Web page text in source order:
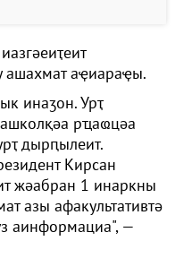
ашахмат аҿиараҿы.
инаӡон. Урҭ
рҵаҩцәа
дырԥылеит.
Кирсан
жәабран 1 инаркны
азы афакультативтә
аинформациа", —